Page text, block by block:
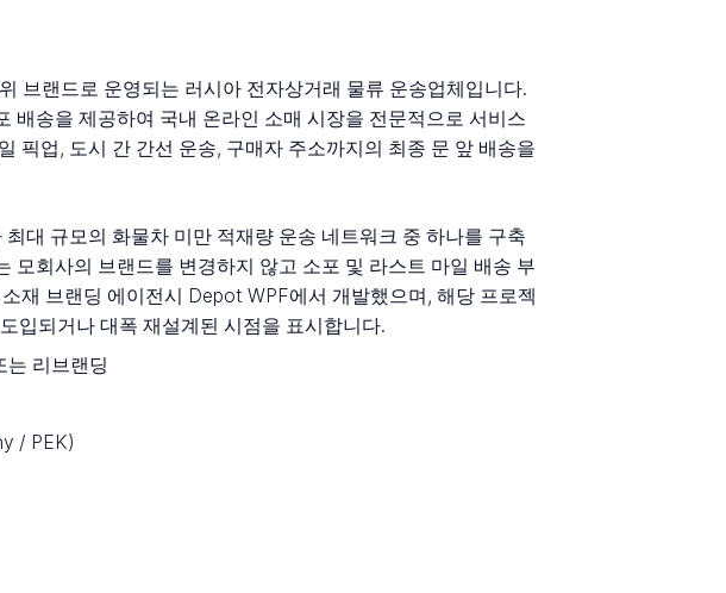
브랜드로 운영되는 러시아 전자상거래 물류 운송업체입니다.
배송을 제공하여 국내 온라인 소매 시장을 전문적으로 서비스
픽업, 도시 간 간선 운송, 구매자 주소까지의 최종 문 앞 배송을
대 규모의 화물차 미만 적재량 운송 네트워크 중 하나를 구축
회사의 브랜드를 변경하지 않고 소포 및 라스트 마일 배송 부
재 브랜딩 에이전시 Depot WPF에서 개발했으며, 해당 프로젝
입되거나 대폭 재설계된 시점을 표시합니다.
는 리브랜딩
/ PEK)